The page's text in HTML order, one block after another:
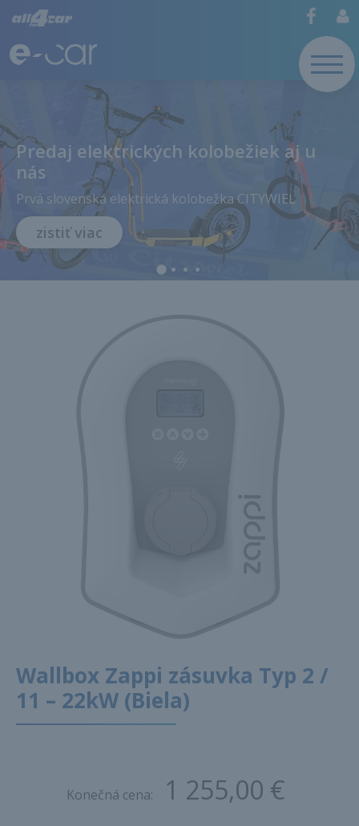
Predaj elektrických kolobežiek aj u
nás
Prvá slovenská elektrická kolobežka CITYWIEL
zistiť viac
Wallbox Zappi zásuvka Typ 2 /
11 – 22kW (Biela)
Konečná cena: 1 255,00 €